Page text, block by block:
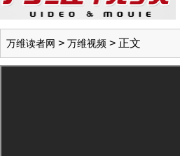
万维读者网 > 万维视频 > 正文